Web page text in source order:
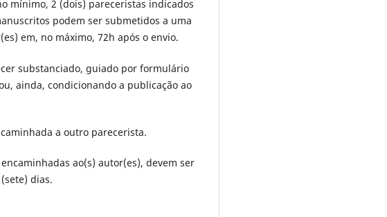
mínimo, 2 (dois) pareceristas indicados
podem ser submetidos a uma
em, no máximo, 72h após o envio.
substanciado, guiado por formulário
ainda, condicionando a publicação ao
a outro parecerista.
ao(s) autor(es), devem ser
dias.